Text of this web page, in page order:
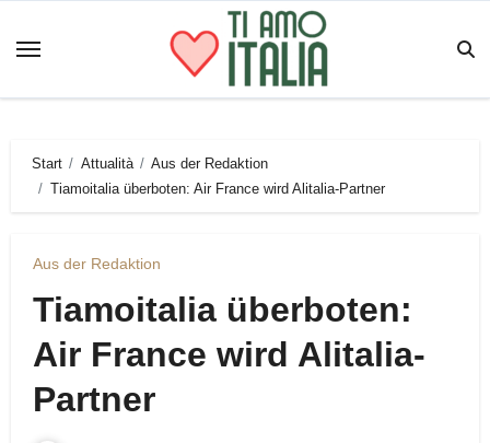
Inhalt
Start Attualità
Aus der Redaktion
Tiamoitalia überboten: Air France wird Alitalia-Partner
Aus der Redaktion
Tiamoitalia überboten:
Air France wird Alitalia-
Partner